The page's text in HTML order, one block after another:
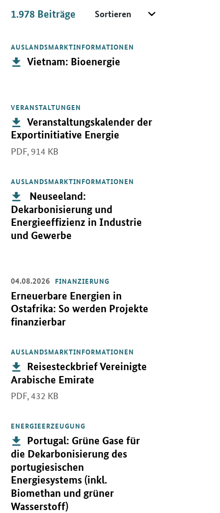
1.978 Beiträge
Beiträge
AUSLANDSMARKTINFORMATIONEN
Publikation:
Vietnam: Bioenergie
Öffnet PDF "Vietnam: Bioenergie" in neuem Fenster.
VERANSTALTUNGEN
Publikation:
Veranstaltungskalender der
Exportinitiative Energie
PDF, 914 KB
Öffnet PDF "Veranstaltungskalender der Exportinitiative Energie"
AUSLANDSMARKTINFORMATIONEN
Publikation:
Neuseeland:
Dekarbonisierung und
Energieeffizienz in Industrie
und Gewerbe
Öffnet PDF " Neuseeland: Dekarbonisierung und
04.08.2026 FINANZIERUNG
Erneuerbare Energien in
Ostafrika: So werden Projekte
finanzierbar
Öffnet Einzelsicht
AUSLANDSMARKTINFORMATIONEN
Publikation:
Reisesteckbrief Vereinigte
Arabische Emirate
PDF, 432 KB
Öffnet PDF "Reisesteckbrief Vereinigte Arabische Emirate" in
ENERGIEERZEUGUNG
Publikation:
Portugal: Grüne Gase für
die Dekarbonisierung des
portugiesischen
Energiesystems (inkl.
Biomethan und grüner
Wasserstoff)
Öffnet PDF "Portugal: Grüne Gase für die Dekarbonisierung des